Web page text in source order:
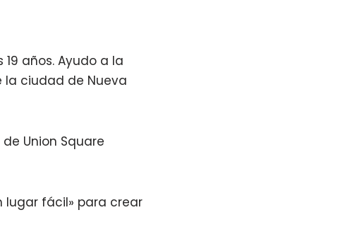
años. Ayudo a la
la ciudad de Nueva
Union Square
lugar fácil» para crear